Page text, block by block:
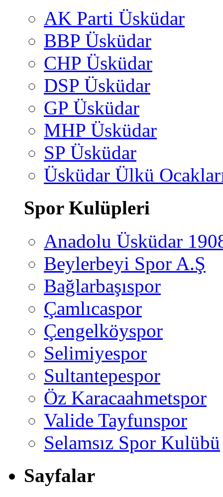
AK Parti Üsküdar
BBP Üsküdar
CHP Üsküdar
DSP Üsküdar
GP Üsküdar
MHP Üsküdar
SP Üsküdar
Üsküdar Ülkü
Spor Kulüpleri
Anadolu Üsküdar
Beylerbeyi Spor A.Ş
Bağlarbaşıspor
Çamlıcaspor
Çengelköyspor
Selimiyespor
Sultantepespor
Öz Karacaahmetspor
Valide Tayfunspor
Selamsız Spor Kulübü
Sayfalar